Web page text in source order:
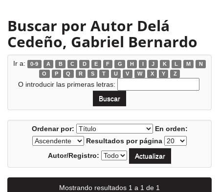
Buscar por Autor Delá
Cedeño, Gabriel Bernardo
Ir a: 0-9 A B C D E F G H I J K L M
N
O
P Q R S T U V W X Y Z
O introducir las primeras letras:
Ordenar por:
En orden:
Resultados por página
Autor/Registro:
Mostrando resultados 1 a 1 de 1